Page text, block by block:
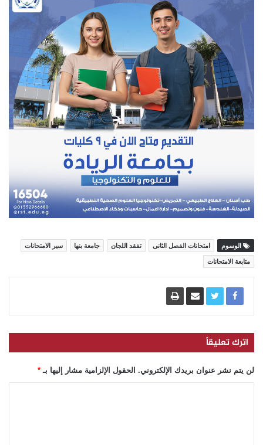
الوسوم امتحانات الفصل الثانى تفقد اللجان جامعة بنها سير الامتحانات
متابعة الامتحانات
اترك تعليقاً
لن يتم نشر عنوان بريدك الإلكتروني. الحقول الإلزامية مشار إليها بـ *